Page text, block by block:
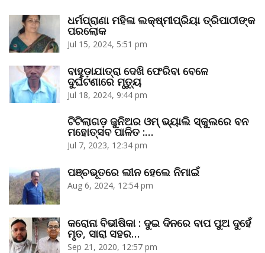
ଧର୍ମପ୍ରାଣା ମହିଳା ଲକ୍ଷ୍ମୀପ୍ରିୟା ତ୍ରିପାଠୀଙ୍କ
ପରଲୋକ
Jul 15, 2024, 5:51 pm
ବାହୁଡ଼ାଯାତ୍ରା ଦେଖି ଫେରିବା ବେଳେ
ଦୁର୍ଘଟଣାରେ ମୃତ୍ୟୁ
Jul 18, 2024, 9:44 pm
ଟିଟିଲାଗଡ଼ ଜୁନିଅର ଓମ୍‌ ଭ୍ୟାଲି ସ୍କୁଲରେ ବନ
ମହୋତ୍ସବ ପାଳିତ :…
Jul 7, 2023, 12:34 pm
ପଞ୍ଚଭୂତରେ ଲୀନ ହେଲେ ନିମାଇଁ
Aug 6, 2024, 12:54 pm
କରୋନା ବିଭୀଷିକା : ଦୁଇ ଦିନରେ ବାପ ପୁଅ ଦୁହେଁ
ମୃତ, ସାରା ସହର…
Sep 21, 2020, 12:57 pm